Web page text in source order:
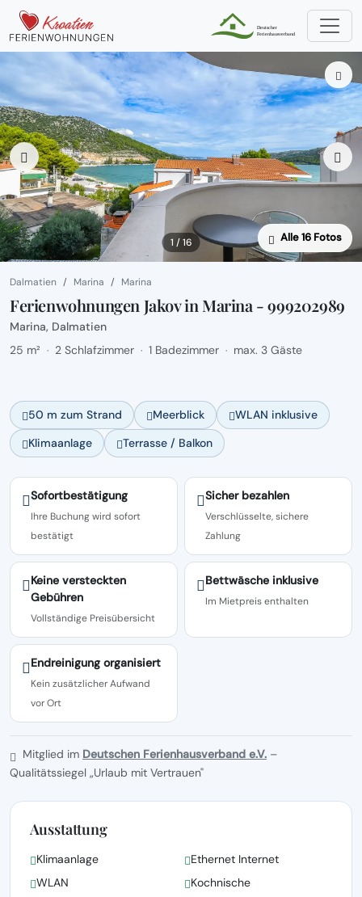
1 / 16 Alle 16 Fotos
Dalmatien Marina Marina
Ferienwohnungen Jakov in Marina - 999202989
Marina, Dalmatien
25 m² · 2 Schlafzimmer · 1 Badezimmer · max. 3 Gäste
50 m zum Strand Meerblick
WLAN inklusive
Klimaanlage
Terrasse / Balkon
Sofortbestätigung
Ihre Buchung wird sofort
bestätigt
Sicher bezahlen
Verschlüsselte, sichere
Zahlung
Keine versteckten
Gebühren
Vollständige Preisübersicht
Bettwäsche inklusive
Im Mietpreis enthalten
Endreinigung organisiert
Kein zusätzlicher Aufwand
vor Ort
Mitglied im Deutschen Ferienhausverband e.V. –
Qualitätssiegel „Urlaub mit Vertrauen"
Ausstattung
Klimaanlage
Ethernet Internet
WLAN
Kochnische